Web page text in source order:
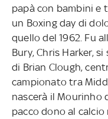
papà con bambini e
un Boxing day di
quello del 1962. Fu
Bury, Chris Harker,
di Brian Clough,
campionato tra
nascerà il Mourinho
pacco dono al